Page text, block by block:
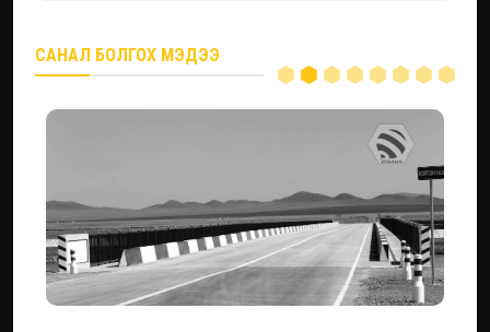
САНАЛ БОЛГОХ МЭДЭЭ